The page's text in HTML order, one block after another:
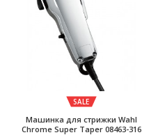
SALE
Maшинкa для cтpижки Wahl
Chrome Super Taper 08463-316